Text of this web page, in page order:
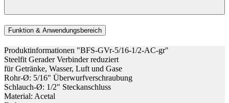
Funktion & Anwendungsbereich
Produktinformationen "BFS-GVr-5/16-1/2-AC-gr"
Steelfit Gerader Verbinder reduziert
für Getränke, Wasser, Luft und Gase
Rohr-Ø: 5/16" Überwurfverschraubung
Schlauch-Ø: 1/2" Steckanschluss
Material: Acetal